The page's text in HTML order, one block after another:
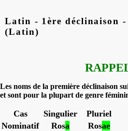
Latin - 1ère déclinaison
(Latin)
Les noms de la première déclinaison
et sont pour la plupart de genre
Cas Singulier
Pluriel
Nominatif
Rosa Rosae